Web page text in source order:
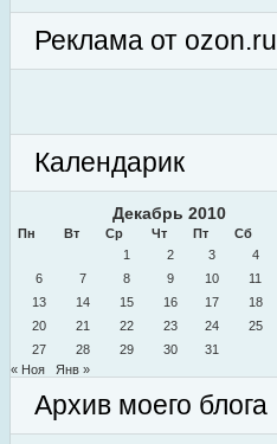
Реклама от ozon.ru
Календарик
Декабрь 2010
Пн Вт Ср Чт Пт Сб
1
2 3 4
6
7 8 9 10 11
13
14 15 16 17 18
20
21 22 23 24 25
27
28 29 30
31
« Ноя
Янв »
Архив моего блога